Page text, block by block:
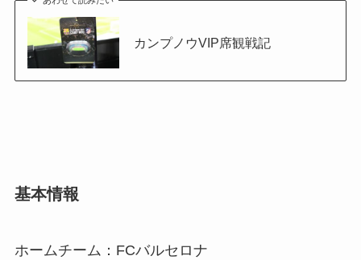
カンプノウVIP席観戦記
基本情報
ホームチーム：FCバルセロナ